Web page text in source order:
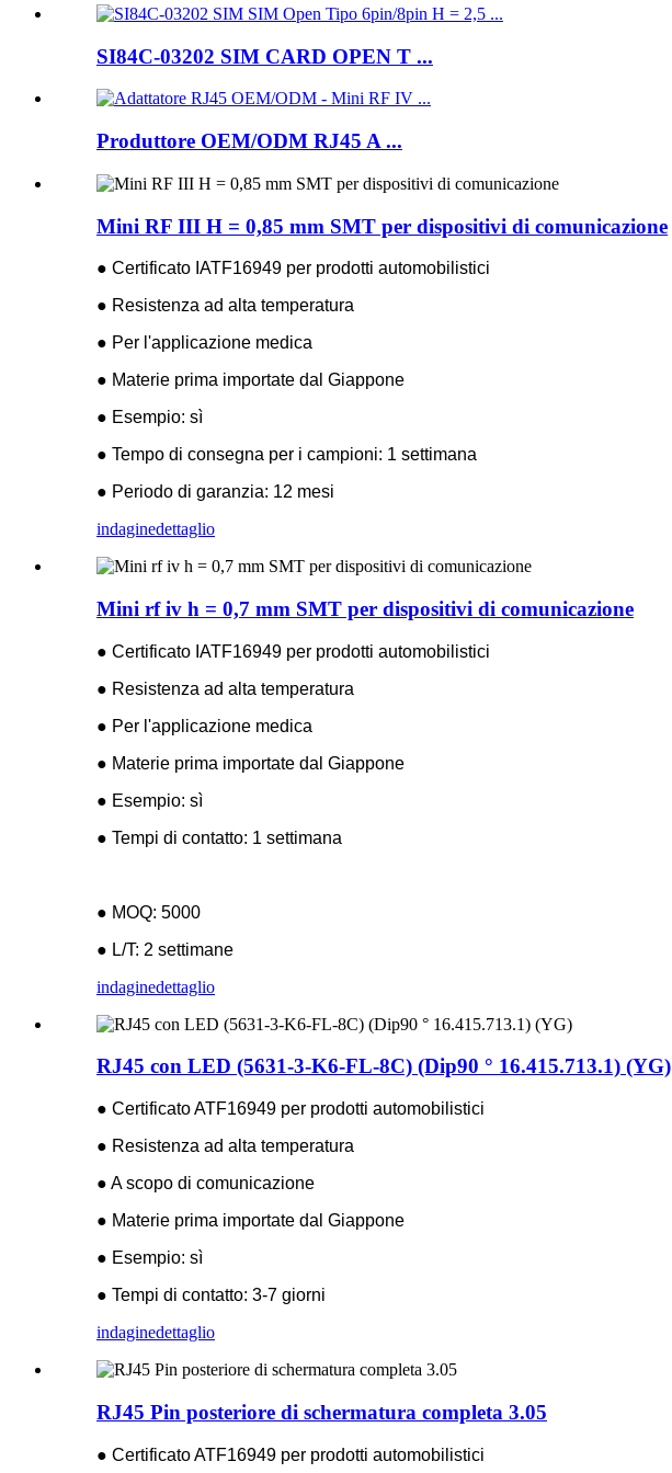
SI84C-03202 SIM CARD OPEN T ...
Produttore OEM/ODM RJ45 A ...
Mini RF III H = 0,85 mm SMT per dispositivi di comunicazione
● Certificato IATF16949 per prodotti automobilistici
● Resistenza ad alta temperatura
● Per l'applicazione medica
● Materie prima importate dal Giappone
● Esempio: sì
● Tempo di consegna per i campioni: 1 settimana
● Periodo di garanzia: 12 mesi
indaginedettaglio
Mini rf iv h = 0,7 mm SMT per dispositivi di comunicazione
● Certificato IATF16949 per prodotti automobilistici
● Resistenza ad alta temperatura
● Per l'applicazione medica
● Materie prima importate dal Giappone
● Esempio: sì
● Tempi di contatto: 1 settimana
● MOQ: 5000
● L/T: 2 settimane
indaginedettaglio
RJ45 con LED (5631-3-K6-FL-8C) (Dip90 ° 16.415.713.1) (YG)
● Certificato ATF16949 per prodotti automobilistici
● Resistenza ad alta temperatura
● A scopo di comunicazione
● Materie prima importate dal Giappone
● Esempio: sì
● Tempi di contatto: 3-7 giorni
indaginedettaglio
RJ45 Pin posteriore di schermatura completa 3.05
● Certificato ATF16949 per prodotti automobilistici